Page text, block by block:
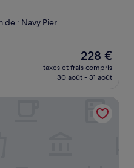
de : Navy Pier
Le
nouveau
prix
de
228 €
228 €
taxes et frais compris
30 août - 31 août